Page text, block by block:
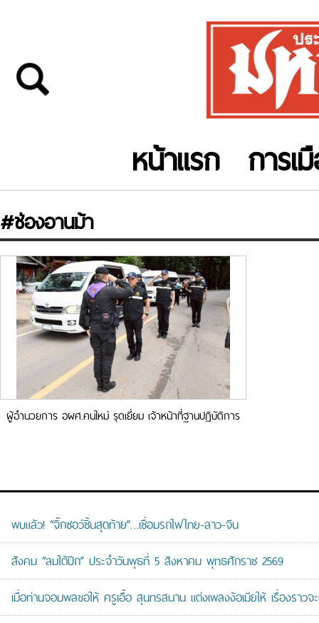
หน้าแรก การเ
#ช่องอานม้า
ผู้อำนวยการ อผศ.คนใหม่ รุดเยี่ยม เจ้าหน้าที่ฐานปฏิบัติการ
พบแล้ว! “จิ๊กซอว์ชิ้นสุดท้าย”…เชื่อมรถไฟไทย-ลาว-จีน
สังคม “ลมใต้ปีก” ประจำวันพุธที่ 5 สิงหาคม พุทธศักราช 2569
เมื่อท่านจอมพลขอให้ ครูเอื้อ สุนทรสนาน แต่งเพลงง้อเมียให้ เรื่องราวจะ